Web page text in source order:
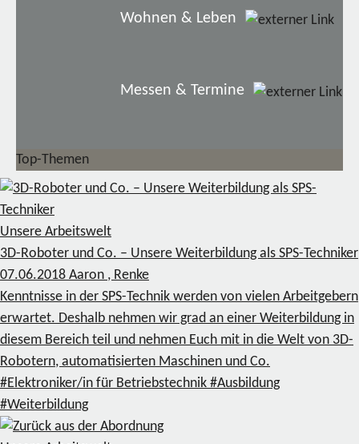
Wohnen & Leben
Messen & Termine
Top-Themen
Unsere Arbeitswelt
3D-Roboter und Co. – Unsere Weiterbildung als SPS-Techniker
07.06.2018 Aaron , Renke
Kenntnisse in der SPS-Technik werden von vielen Arbeitgebern
erwartet. Deshalb nehmen wir grad an einer Weiterbildung in
diesem Bereich teil und nehmen Euch mit in die Welt von 3D-
Robotern, automatisierten Maschinen und Co.
#Elektroniker/in für Betriebstechnik #Ausbildung
#Weiterbildung